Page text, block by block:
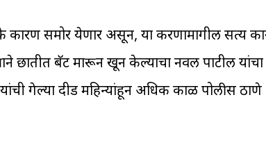
समोर येणार असून, या प्रकरणामागील सत्य
छातीत बॅट मारून खून केल्याचा नवल पाटील
यांची गेल्या दीड महिन्यांहून अधिक काळ पोलीस